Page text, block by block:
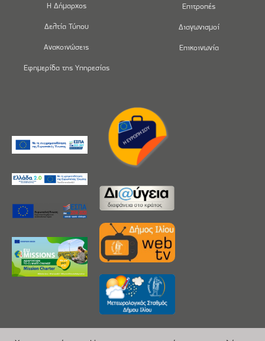
Η Δήμαρχος
Δελτία Τύπου
Ανακοινώσεις
Εφημερίδα της Υπηρεσίας
Επιτροπές
Διαγωνισμοί
Επικοινωνία